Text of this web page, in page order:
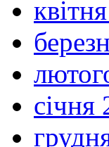
січня